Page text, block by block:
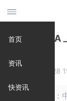
首页
资讯
快资讯
中国移动回 A
2021-12-28
摘要: 原标题